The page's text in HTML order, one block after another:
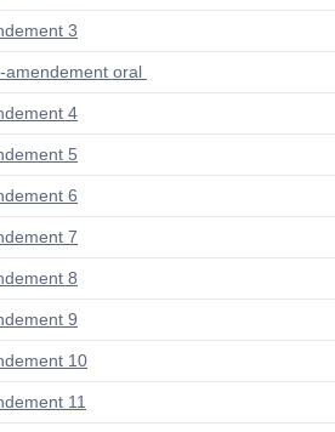
3
amendement oral
4
5
6
7
8
9
10
11